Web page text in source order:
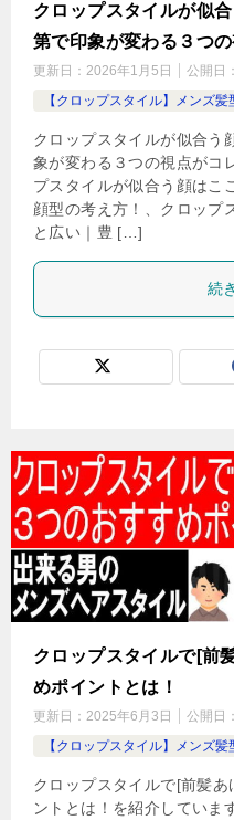
クロップスタイルが似
第で印象が変わる３つの
更新日： 2026年1月5日 公開日：
【クロップスタイル】メンズ髪
クロップスタイルが似合う
象が変わる３つの視点がコ
プスタイルが似合う顔はこ
顔型の考え方！、クロップ
と広い｜豊 […]
続
クロップスタイルで[前
めポイントとは！
更新日： 2025年6月3日 公開日：
【クロップスタイル】メンズ髪
クロップスタイルで[前髪
ントとは！を紹介していま